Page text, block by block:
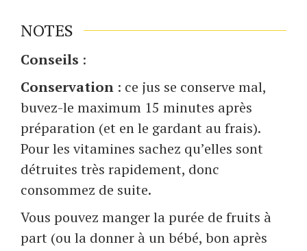
NOTES
Conseils :
Conservation : ce jus se conserve mal,
buvez-le maximum 15 minutes après
préparation (et en le gardant au frais).
Pour les vitamines sachez qu’elles sont
détruites très rapidement, donc
consommez de suite.
Vous pouvez manger la purée de fruits à
part (ou la donner à un bébé, bon après